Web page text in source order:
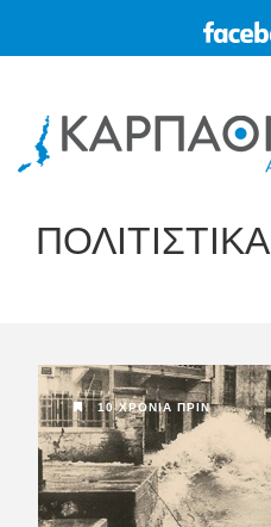
ΠΟΛΙΤΙΣΤΙΚΑ
10 ΧΡΌΝΙΑ ΠΡΙΝ